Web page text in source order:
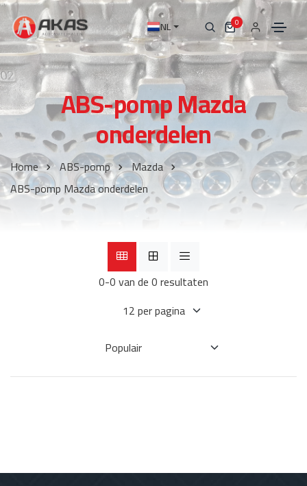
NL 0
ABS-pomp Mazda
onderdelen
Home ABS-pomp
Mazda
ABS-pomp Mazda onderdelen
0-0 van de 0 resultaten